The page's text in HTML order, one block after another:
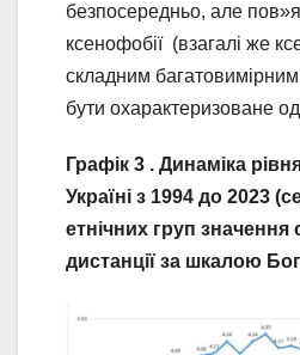
безпосередньо, але
ксенофобії (взагалі же
складним
бути охарактеризоване
Графік 3 . Динаміка
Україні з 1994 до 2023
етнічних груп значення
дистанції за шкалою